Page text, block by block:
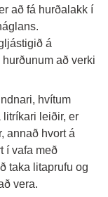
að fá hurðalakk í
á
að verki
hvítum
litríkari leiðir, er
annað hvort á
í vafa með
taka litaprufu og
vera.